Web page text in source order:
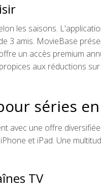
les saisons.
3 amis. MovieBase
un accès premium
aux réductions
séries
avec une offre
et iPad. Une
TV